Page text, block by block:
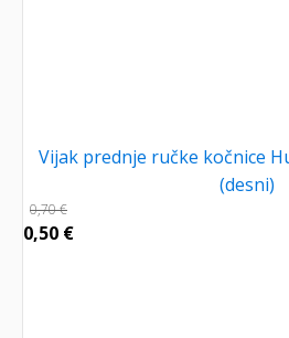
Vijak prednje ručke kočnice
(desni)
0,70€
0,50 €